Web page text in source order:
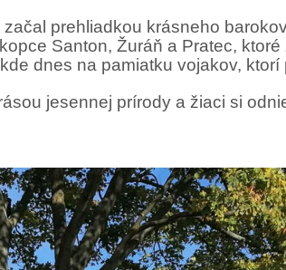
prehliadkou krásneho
Santon, Žuráň a Pratec,
dnes na pamiatku vojakov, ktorí
jesennej prírody a žiaci si